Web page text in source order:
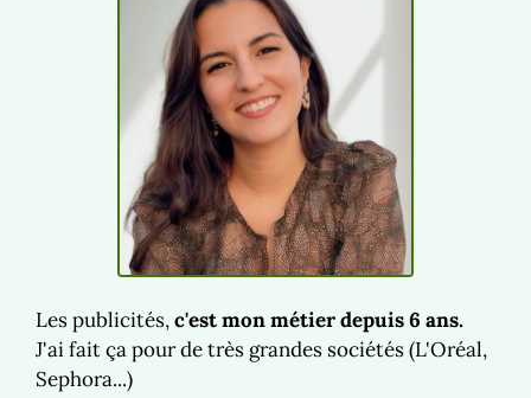
Les publicités,c'est mon métier depuis 6 ans.
J'ai fait ça pour de très grandes sociétés (L'Oréal,
Sephora...)